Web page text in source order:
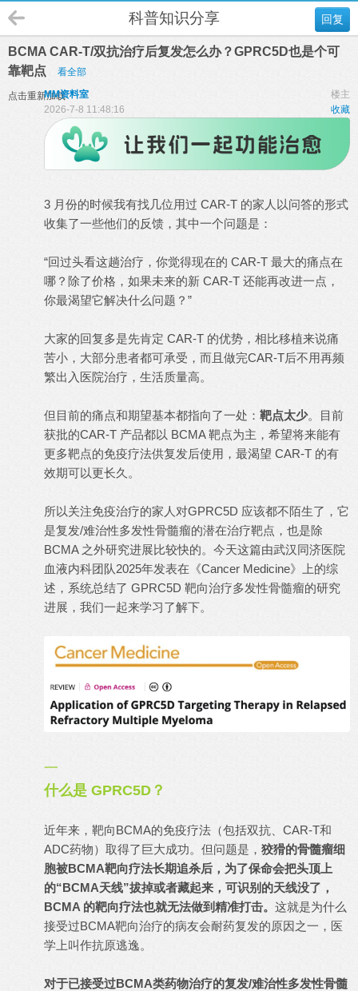
回复
科普知识分享
BCMA CAR-T/双抗治疗后复发怎么办？GPRC5D也是个可
靠靶点
看全部
点击重新加载 楼主
MM资料室
收藏
2026-7-8 11:48:16
3 月份的时候我有找几位用过 CAR-T 的家人以问答的形式
收集了一些他们的反馈，其中一个问题是：
“回过头看这趟治疗，你觉得现在的 CAR-T 最大的痛点在
哪？除了价格，如果未来的新 CAR-T 还能再改进一点，
你最渴望它解决什么问题？”
大家的回复多是先肯定 CAR-T 的优势，相比移植来说痛
苦小，大部分患者都可承受，而且做完CAR-T后不用再频
繁出入医院治疗，生活质量高。
但目前的痛点和期望基本都指向了一处： 靶点太少。目前
获批的CAR-T 产品都以 BCMA 靶点为主，希望将来能有
更多靶点的免疫疗法供复发后使用，最渴望 CAR-T 的有
效期可以更长久。
所以关注免疫治疗的家人对GPRC5D 应该都不陌生了，它
是复发/难治性多发性骨髓瘤的潜在治疗靶点，也是除
BCMA 之外研究进展比较快的。今天这篇由武汉同济医院
血液内科团队2025年发表在《Cancer Medicine》上的综
述，系统总结了 GPRC5D 靶向治疗多发性骨髓瘤的研究
进展，我们一起来学习了解下。
一
什么是 GPRC5D？
近年来，靶向BCMA的免疫疗法（包括双抗、CAR-T和
ADC药物）取得了巨大成功。但问题是， 狡猾的骨髓瘤细
胞被BCMA靶向疗法长期追杀后，为了保命会把头顶上
的“BCMA天线”拔掉或者藏起来，可识别的天线没了，
BCMA 的靶向疗法也就无法做到精准打击。 这就是为什么
接受过BCMA靶向治疗的病友会耐药复发的原因之一，医
学上叫作抗原逃逸。
对于已接受过BCMA类药物治疗的复发/难治性多发性骨髓